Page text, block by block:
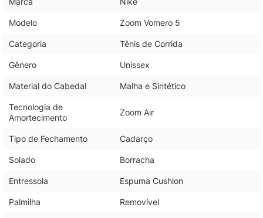
Modelo Zoom Vomero 5
Categoria Tênis de Corrida
Gênero Unissex
Material do Cabedal Malha e Sintético
Tecnologia de
Amortecimento
Zoom Air
Tipo de Fechamento Cadarço
Solado Borracha
Entressola Espuma Cushlon
Palmilha Removível